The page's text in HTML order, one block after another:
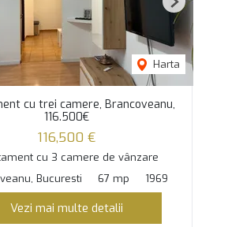
Harta
Next
cu trei camere, Brancoveanu,
116.500€
116,500 €
cu 3 camere de vânzare
Bucuresti
67 mp 1969
Vezi mai multe detalii